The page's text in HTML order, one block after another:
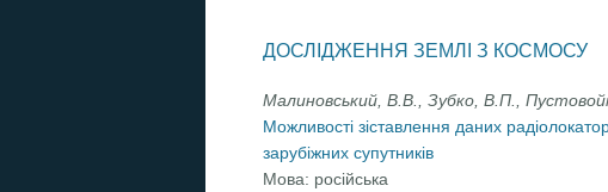
ДОСЛІДЖЕННЯ ЗЕМЛІ З КОСМОСУ
Малиновський, В.В., Зубко, В.П.,
Можливості зіставлення даних
зарубіжних супутників
Мова: російська